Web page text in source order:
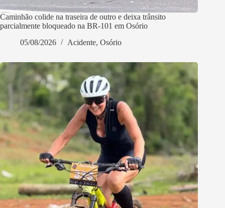
Caminhão colide na traseira de outro e deixa trânsito
parcialmente bloqueado na BR-101 em Osório
05/08/2026
Acidente, Osório